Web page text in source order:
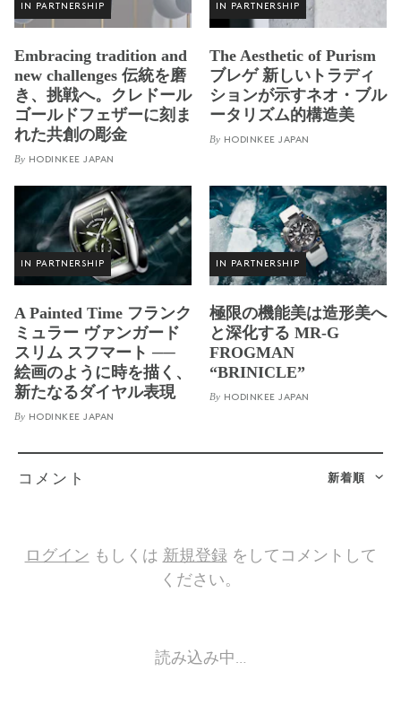
IN PARTNERSHIP
Embracing tradition and
new challenges 伝統を磨
き、挑戦へ。クレドール
ゴールドフェザーに刻ま
れた共創の彫金
By HODINKEE JAPAN
IN PARTNERSHIP
The Aesthetic of Purism
ブレゲ 新しいトラディ
ションが示すネオ・ブル
ータリズム的構造美
By HODINKEE JAPAN
IN PARTNERSHIP
A Painted Time フランク
ミュラー ヴァンガード
スリム スフマート ──
絵画のように時を描く、
新たなるダイヤル表現
By HODINKEE JAPAN
IN PARTNERSHIP
極限の機能美は造形美へ
と深化する MR-G
FROGMAN
“BRINICLE”
By HODINKEE JAPAN
新着順
コメント
ログイン もしくは 新規登録をしてコメントして
ください。
読み込み中…